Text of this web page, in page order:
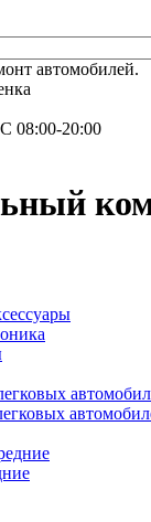
автомобилей.
08:00-20:00